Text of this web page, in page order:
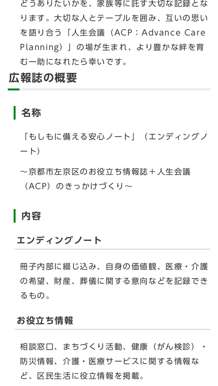
どうありたいかを、家族等に託す大切な記録とな
ります。大切な人とテーブルを囲み、互いの思い
を語り合う「人生会議（ACP：Advance Care
Planning）」の場が生まれ、より豊かな絆を育
む一助になれたら幸いです。
広報誌の概要
名称
「もしもに備える安心ノート」（エンディングノ
ート）
～京都市左京区のお役立ち情報誌＋人生会議
（ACP）のきっかけづくり～
内容
エンディングノート
冊子内部に綴じ込み、自身の価値観、医療・介護
の希望、財産、葬儀に関する意向などを記録でき
るもの。
お役立ち情報
相談窓口、まちづくり活動、健康（がん検診）・
防災情報、介護・医療サービスに関する情報な
ど、区民生活に役立情報を掲載。